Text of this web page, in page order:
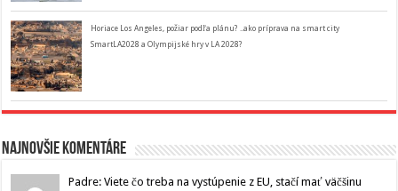
Horiace Los Angeles, požiar podľa plánu? ..ako príprava na smart city
SmartLA2028 a Olympijské hry v LA 2028?
Najnovšie komentáre
Padre: Viete čo treba na vystúpenie z EU, stačí mať väčšinu